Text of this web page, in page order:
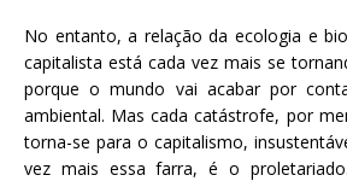
No entanto, a relação da ecologia e
capitalista está cada vez mais se
porque o mundo vai acabar por
ambiental. Mas cada catástrofe, por
torna-se para o capitalismo,
vez mais essa farra, é o